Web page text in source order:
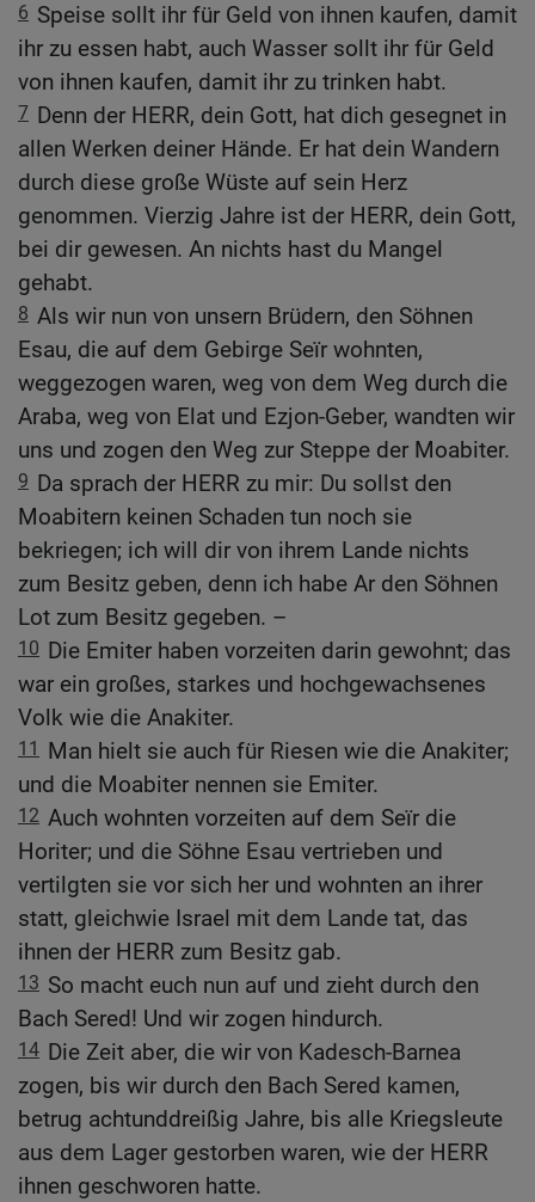
6 Speise sollt ihr für Geld von ihnen kaufen, damit
ihr zu essen habt, auch Wasser sollt ihr für Geld
von ihnen kaufen, damit ihr zu trinken habt.
7 Denn der HERR, dein Gott, hat dich gesegnet in
allen Werken deiner Hände. Er hat dein Wandern
durch diese große Wüste auf sein Herz
genommen. Vierzig Jahre ist der HERR, dein Gott,
bei dir gewesen. An nichts hast du Mangel
gehabt.
8 Als wir nun von unsern Brüdern, den Söhnen
Esau, die auf dem Gebirge Seïr wohnten,
weggezogen waren, weg von dem Weg durch die
Araba, weg von Elat und Ezjon-Geber, wandten wir
uns und zogen den Weg zur Steppe der Moabiter.
9 Da sprach der HERR zu mir: Du sollst den
Moabitern keinen Schaden tun noch sie
bekriegen; ich will dir von ihrem Lande nichts
zum Besitz geben, denn ich habe Ar den Söhnen
Lot zum Besitz gegeben. –
10 Die Emiter haben vorzeiten darin gewohnt; das
war ein großes, starkes und hochgewachsenes
Volk wie die Anakiter.
11
Man hielt sie auch für Riesen wie die Anakiter;
und die Moabiter nennen sie Emiter.
12 Auch wohnten vorzeiten auf dem Seïr die
Horiter; und die Söhne Esau vertrieben und
vertilgten sie vor sich her und wohnten an ihrer
statt, gleichwie Israel mit dem Lande tat, das
ihnen der HERR zum Besitz gab.
13 So macht euch nun auf und zieht durch den
Bach Sered! Und wir zogen hindurch.
14 Die Zeit aber, die wir von Kadesch-Barnea
zogen, bis wir durch den Bach Sered kamen,
betrug achtunddreißig Jahre, bis alle Kriegsleute
aus dem Lager gestorben waren, wie der HERR
ihnen geschworen hatte.